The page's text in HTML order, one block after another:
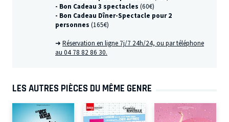
- Bon Cadeau 3 spectacles (60€)
- Bon Cadeau Dîner-Spectacle pour 2
personnes (165€)
➜Réservation en ligne 7j/7 24h/24, ou par téléphone
au 04 78 82 86 30.
LES AUTRES PIÈCES DU MÊME GENRE